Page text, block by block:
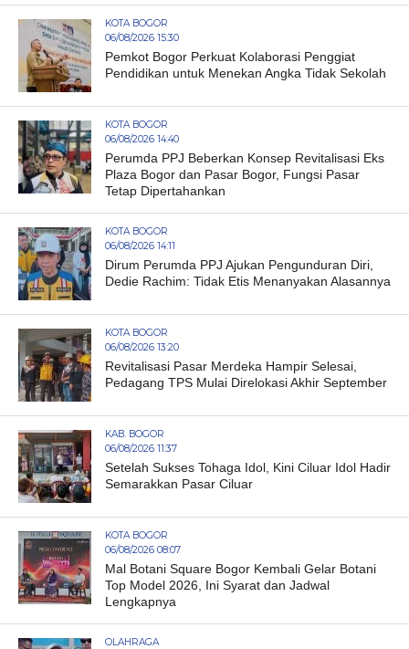
KOTA BOGOR
06/08/2026 15:30
Pemkot Bogor Perkuat Kolaborasi Penggiat
Pendidikan untuk Menekan Angka Tidak Sekolah
KOTA BOGOR
06/08/2026 14:40
Perumda PPJ Beberkan Konsep Revitalisasi Eks
Plaza Bogor dan Pasar Bogor, Fungsi Pasar
Tetap Dipertahankan
KOTA BOGOR
06/08/2026 14:11
Dirum Perumda PPJ Ajukan Pengunduran Diri,
Dedie Rachim: Tidak Etis Menanyakan Alasannya
KOTA BOGOR
06/08/2026 13:20
Revitalisasi Pasar Merdeka Hampir Selesai,
Pedagang TPS Mulai Direlokasi Akhir September
KAB. BOGOR
06/08/2026 11:37
Setelah Sukses Tohaga Idol, Kini Ciluar Idol Hadir
Semarakkan Pasar Ciluar
KOTA BOGOR
06/08/2026 08:07
Mal Botani Square Bogor Kembali Gelar Botani
Top Model 2026, Ini Syarat dan Jadwal
Lengkapnya
OLAHRAGA